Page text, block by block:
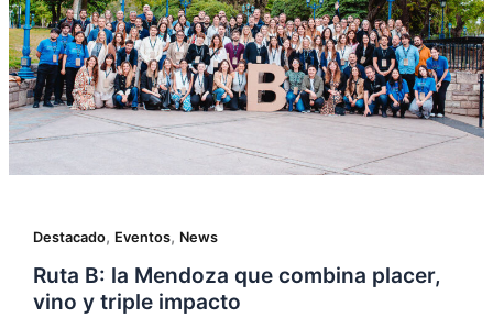
Destacado, Eventos, News
Ruta B: la Mendoza que combina placer,
vino y triple impacto